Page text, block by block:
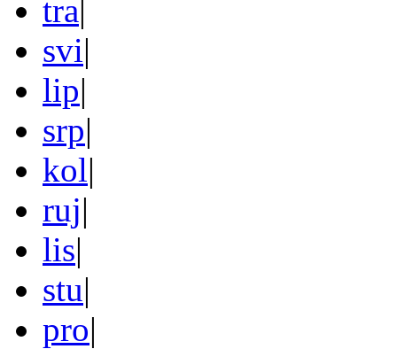
tra|
svi|
lip|
srp|
kol|
ruj|
lis|
stu|
pro|